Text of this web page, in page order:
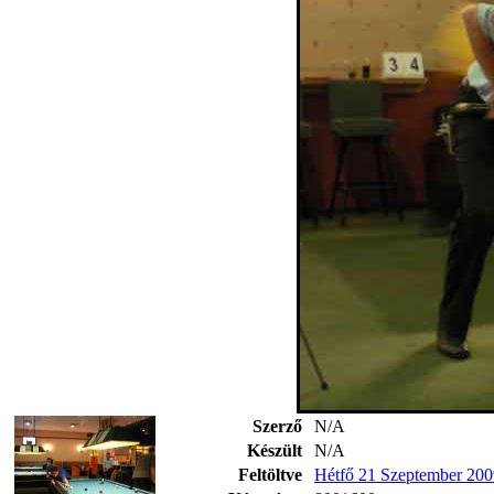
Szerző
N/A
Készült
N/A
Feltöltve
Hétfő 21 Szeptember